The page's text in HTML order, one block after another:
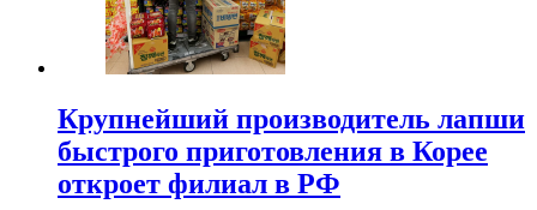
Крупнейший производитель лапши
быстрого приготовления в Корее
откроет филиал в РФ